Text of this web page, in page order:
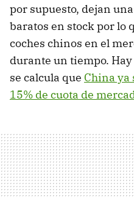
por supuesto, dejan
baratos en stock por lo
coches chinos en el
durante un tiempo.
se calcula que China ya
15% de cuota de